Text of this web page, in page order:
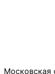
Московская